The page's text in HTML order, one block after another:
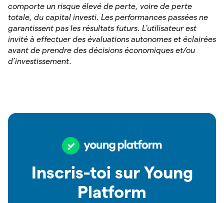
comporte un risque élevé de perte, voire de perte
totale, du capital investi. Les performances passées ne
garantissent pas les résultats futurs. L’utilisateur est
invité à effectuer des évaluations autonomes et éclairées
avant de prendre des décisions économiques et/ou
d’investissement.
Inscris-toi sur Young
Platform